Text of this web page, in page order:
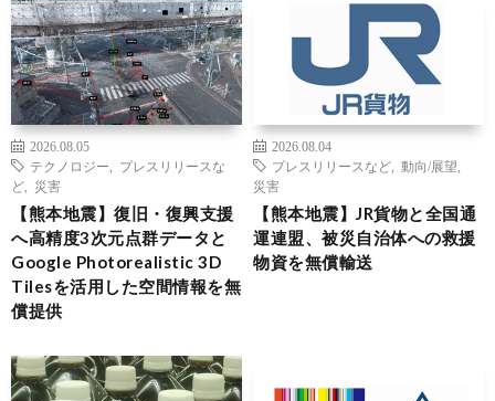
2026.08.05
テクノロジー
プレスリリースな
ど
災害
【熊本地震】復旧・復興支援
へ高精度3次元点群データと
Google Photorealistic 3D
Tilesを活用した空間情報を無
償提供
2026.08.04
プレスリリースなど
動向/展望
災害
【熊本地震】JR貨物と全国通
運連盟、被災自治体への救援
物資を無償輸送